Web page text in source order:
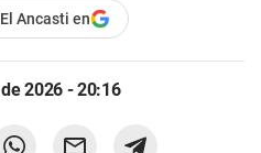
Ancasti en
2026 - 20:16